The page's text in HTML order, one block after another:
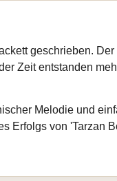
geschrieben. Der
Zeit entstanden
Melodie und
Erfolgs von 'Tarzan